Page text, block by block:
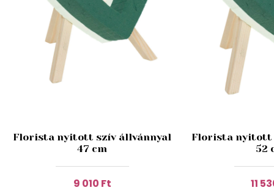
Florista nyitott szív állvánnyal
47 cm
9 010 Ft
Florista nyitott
52
11